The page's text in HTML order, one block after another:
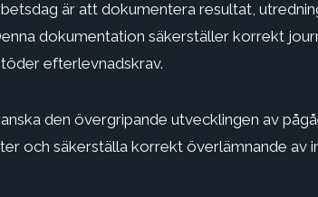
är att dokumentera resultat,
dokumentation säkerställer korrekt
efterlevnadskrav.
den övergripande utvecklingen av
och säkerställa korrekt överlämnande av